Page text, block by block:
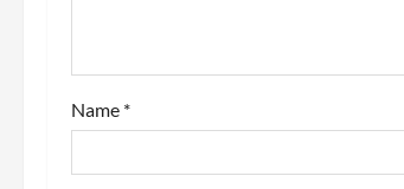
o
n
Name *